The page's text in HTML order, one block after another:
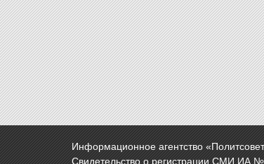
Информационное агентство
Свидетельство о регистрации СМИ ИА